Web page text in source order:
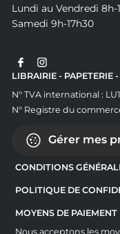
Lundi au Vendredi 8h-
Samedi 9h-17h30
LIBRAIRIE - PAPETERIE
N° TVA international :
N° Registre du
Gérer mes
CONDITIONS
POLITIQUE DE
MOYENS DE PAIEMENT
Nous acceptons les